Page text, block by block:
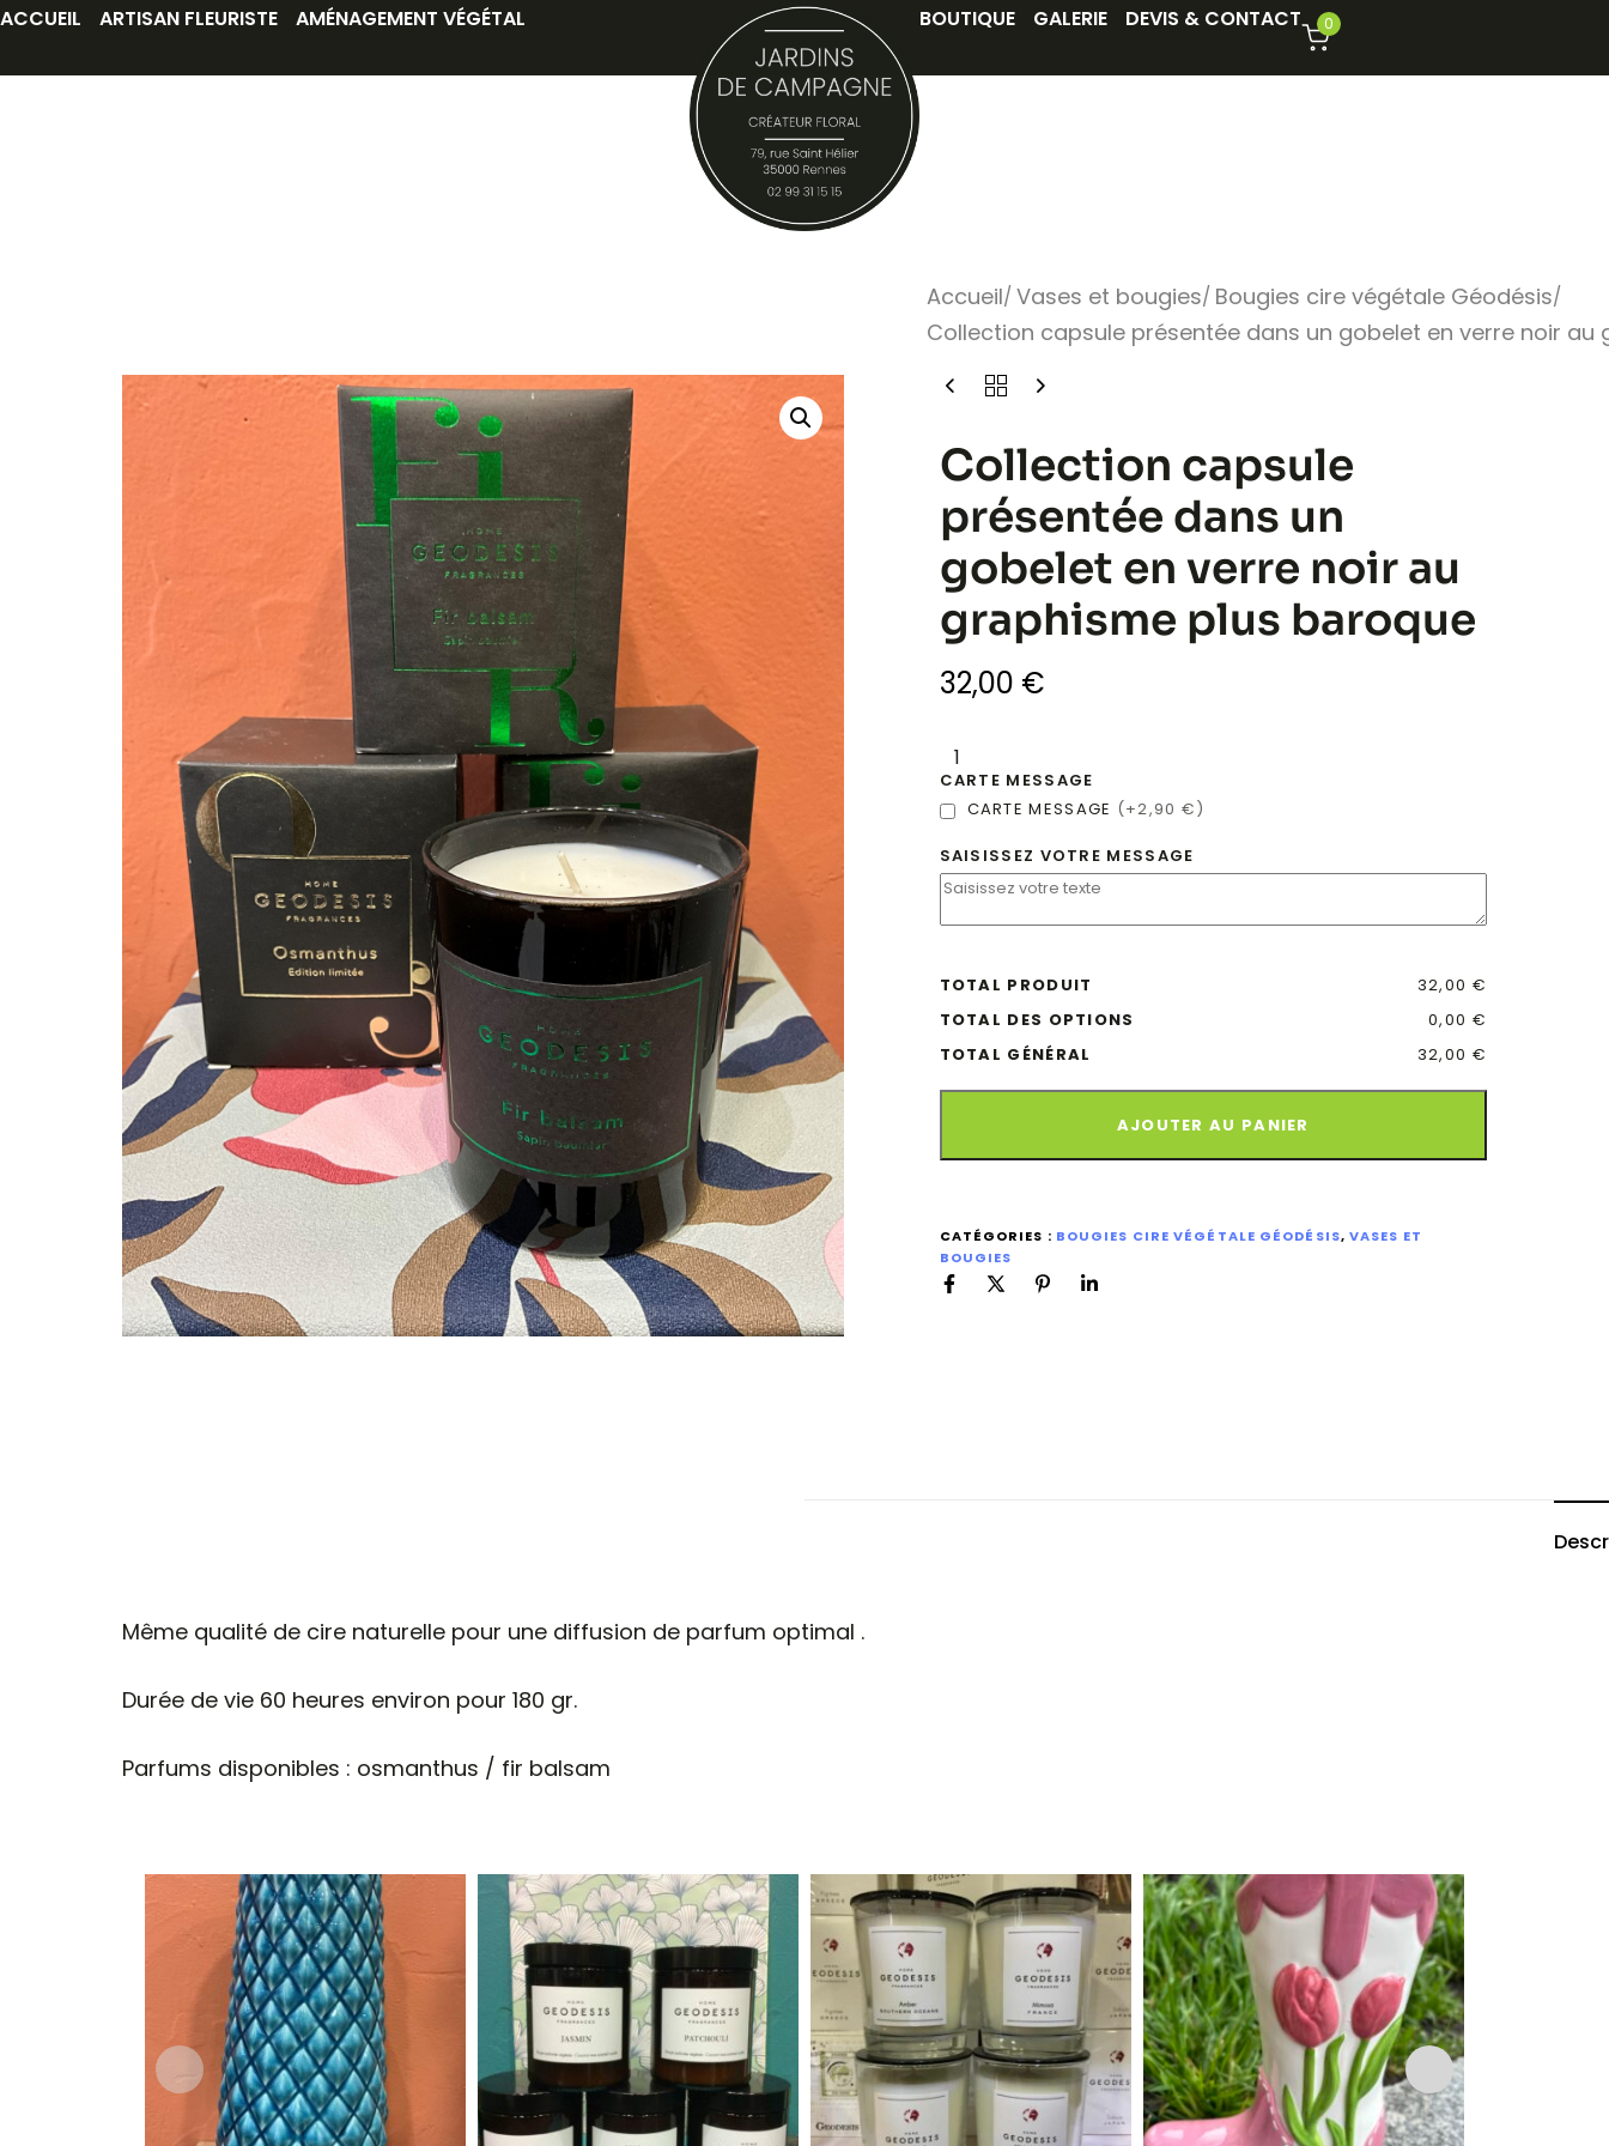
ACCUEIL ARTISAN FLEURISTE AMÉNAGEMENT VÉGÉTAL BOUTIQUE GALERIE DEVIS & CONTACT 0
Accueil Vases et bougies Bougies cire végétale Géodésis
Collection capsule présentée dans un gobelet en verre noir au
Collection capsule
présentée dans un
gobelet en verre noir au
graphisme plus baroque
32,00 €
CARTE MESSAGE
CARTE MESSAGE (+2,90 €)
SAISISSEZ VOTRE MESSAGE
TOTAL PRODUIT
32,00 €
TOTAL DES OPTIONS
0,00 €
TOTAL GÉNÉRAL
32,00 €
AJOUTER AU PANIER
CATÉGORIES : BOUGIES CIRE VÉGÉTALE GÉODÉSIS,VASES ET
BOUGIES
Même qualité de cire naturelle pour une diffusion de parfum optimal .
Durée de vie 60 heures environ pour 180 gr.
Parfums disponibles : osmanthus / fir balsam